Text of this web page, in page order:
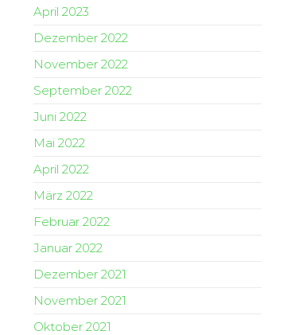
April 2023
Dezember 2022
November 2022
September 2022
Juni 2022
Mai 2022
April 2022
März 2022
Februar 2022
Januar 2022
Dezember 2021
November 2021
Oktober 2021